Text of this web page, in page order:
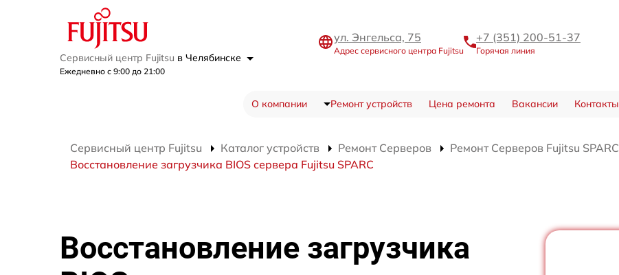
Сервисный центр Fujitsu в Челябинске
Ежедневно с 9:00 до 21:00
ул. Энгельса, 75
Адрес сервисного центра Fujitsu
+7 (351) 200-51-37
Горячая линия
О компании Ремонт устройств Цена ремонта Вакансии Контакты
Сервисный центр Fujitsu Каталог устройств Ремонт Серверов
Ремонт Серверов Fujitsu SPARC
Восстановление загрузчика BIOS сервера Fujitsu SPARC
Восстановление загрузчика